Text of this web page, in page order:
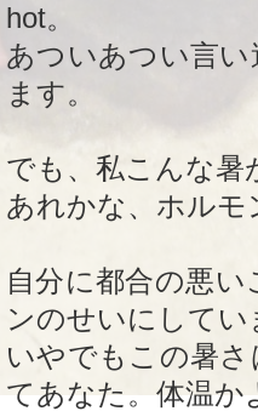
hot。
あついあつい言
ます。
でも、私こんな暑
あれかな、ホル
自分に都合の悪
ンのせいにしてい
いやでもこの暑
てあなた。体温か